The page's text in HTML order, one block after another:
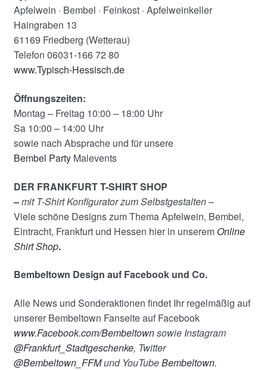
Apfelwein · Bembel · Feinkost · Apfelweinkeller
Haingraben 13
61169 Friedberg (Wetterau)
Telefon 06031-166 72 80
www.Typisch-Hessisch.de
Öffnungszeiten:
Montag – Freitag 10:00 – 18:00 Uhr
Sa 10:00 – 14:00 Uhr
sowie nach Absprache und für unsere
Bembel PartyMalevents
DER FRANKFURT T-SHIRT SHOP
–mit T-Shirt Konfigurator zum Selbstgestalten –
Viele schöne Designs zum Thema Apfelwein, Bembel,
Eintracht, Frankfurt und Hessen hier in unserem Online
Shirt Shop.
Bembeltown Design auf Facebook und Co.
Alle News und Sonderaktionen findet Ihr regelmäßig auf
unserer Bembeltown Fanseite auf Facebook
www.Facebook.com/Bembeltownsowie Instagram
@Frankfurt_Stadtgeschenke, Twitter
@Bembeltown_FFMund YouTubeBembeltown.